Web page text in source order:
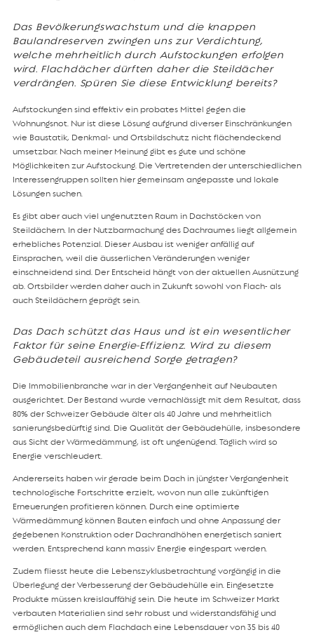
Das Bevölkerungswachstum und die knappen
Baulandreserven zwingen uns zur Verdichtung,
welche mehrheitlich durch Aufstockungen erfolgen
wird. Flachdächer dürften daher die Steildächer
verdrängen. Spüren Sie diese Entwicklung bereits?
Aufstockungen sind effektiv ein probates Mittel gegen die
Wohnungsnot. Nur ist diese Lösung aufgrund diverser Einschränkungen
wie Baustatik, Denkmal- und Ortsbildschutz nicht flächendeckend
umsetzbar. Nach meiner Meinung gibt es gute und schöne
Möglichkeiten zur Aufstockung. Die Vertretenden der unterschiedlichen
Interessengruppen sollten hier gemeinsam angepasste und lokale
Lösungen suchen.
Es gibt aber auch viel ungenutzten Raum in Dachstöcken von
Steildächern. In der Nutzbarmachung des Dachraumes liegt allgemein
erhebliches Potenzial. Dieser Ausbau ist weniger anfällig auf
Einsprachen, weil die äusserlichen Veränderungen weniger
einschneidend sind. Der Entscheid hängt von der aktuellen Ausnützung
ab. Ortsbilder werden daher auch in Zukunft sowohl von Flach- als
auch Steildächern geprägt sein.
Das Dach schützt das Haus und ist ein wesentlicher
Faktor für seine Energie-Effizienz. Wird zu diesem
Gebäudeteil ausreichend Sorge getragen?
Die Immobilienbranche war in der Vergangenheit auf Neubauten
ausgerichtet. Der Bestand wurde vernachlässigt mit dem Resultat, dass
80% der Schweizer Gebäude älter als 40 Jahre und mehrheitlich
sanierungsbedürftig sind. Die Qualität der Gebäudehülle, insbesondere
aus Sicht der Wärmedämmung, ist oft ungenügend. Täglich wird so
Energie verschleudert.
Andererseits haben wir gerade beim Dach in jüngster Vergangenheit
technologische Fortschritte erzielt, wovon nun alle zukünftigen
Erneuerungen profitieren können. Durch eine optimierte
Wärmedämmung können Bauten einfach und ohne Anpassung der
gegebenen Konstruktion oder Dachrandhöhen energetisch saniert
werden. Entsprechend kann massiv Energie eingespart werden.
Zudem fliesst heute die Lebenszyklusbetrachtung vorgängig in die
Überlegung der Verbesserung der Gebäudehülle ein. Eingesetzte
Produkte müssen kreislauffähig sein. Die heute im Schweizer Markt
verbauten Materialien sind sehr robust und widerstandsfähig und
ermöglichen auch dem Flachdach eine Lebensdauer von 35 bis 40